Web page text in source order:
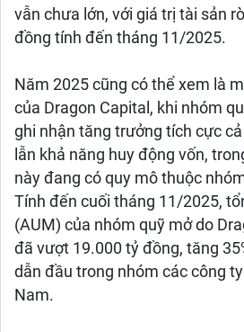
vẫn chưa lớn, với giá trị tài sản
đồng tính đến tháng 11/2025.
Năm 2025 cũng có thể xem là
của Dragon Capital, khi nhóm
ghi nhận tăng trưởng tích cực
lẫn khả năng huy động vốn,
này đang có quy mô thuộc
Tính đến cuối tháng 11/2025,
(AUM) của nhóm quỹ mở do
đã vượt 19.000 tỷ đồng, tăng
dẫn đầu trong nhóm các công
Nam.